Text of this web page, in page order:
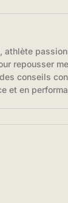
athlète
repousser
conseils
et en